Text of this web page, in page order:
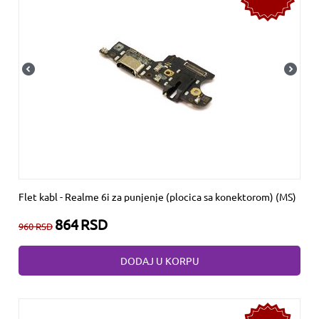
Flet kabl - Realme 6i za punjenje (plocica sa konektorom) (MS)
960RSD 864RSD
DODAJ U KORPU